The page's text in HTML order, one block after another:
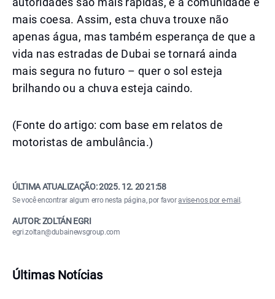
mais coesa. Assim, esta chuva trouxe não
apenas água, mas também esperança de que a
vida nas estradas de Dubai se tornará ainda
mais segura no futuro – quer o sol esteja
brilhando ou a chuva esteja caindo.
(Fonte do artigo: com base em relatos de
motoristas de ambulância.)
ÚLTIMA ATUALIZAÇÃO:2025. 12. 20 21:58
Se você encontrar algum erro nesta página, por favoravise-nos por e-mail .
AUTOR: ZOLTÁN EGRI
egri.zoltan@dubainewsgroup.com
Últimas Notícias